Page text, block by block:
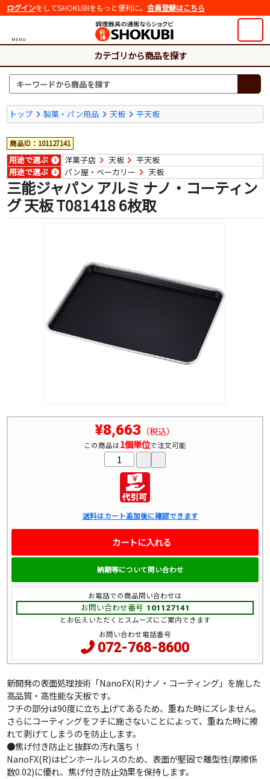
ログインをしてSHOKUBIをもっと便利に。 会員登録はこちら
MENU
カテゴリから商品を探す
トップ 製菓・パン用品 天板 平天板
商品ID：101127141
用途で選ぶ 洋菓子店 天板
平天板
用途で選ぶ
パン屋・ベーカリー 天板
三能ジャパン アルミ ナノ・コーティン
グ 天板 T081418 6枚取
新開発の表面処理技術「NanoFX(R)ナノ・コーティング」を施した
高品質・高性能な天板です。
フチの部分は90度に立ち上げてあるため、重ねた時にズレません。
さらにコーティングをフチに施さないことによって、重ねた時に擦
れて剥げてしまうのを防止します。
●焦げ付き防止と抜群の汚れ落ち！
NanoFX(R)はピンホールレスのため、表面が堅固で離型性(摩擦係
数0.02)に優れ、焦げ付き防止効果を保持します。
¥8,663 （税込）
この商品は1個単位で注文可能
送料はカート追加後に確認できます
カートに入れる
納期等について問い合わせ
お電話での商品問い合わせは
お問い合わせ番号 101127141
とお伝えいただくとスムーズにご案内できます
お問い合わせ電話番号
072-768-8600